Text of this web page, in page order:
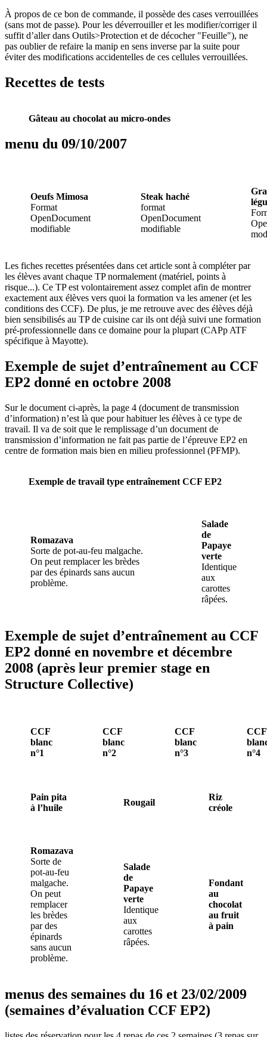
À propos de ce bon de commande, il possède des cases verrouillées
(sans mot de passe). Pour les déverrouiller et les modifier/corriger il
suffit d’aller dans Outils>Protection et de décocher "Feuille"), ne
pas oublier de refaire la manip en sens inverse par la suite pour
éviter des modifications accidentelles de ces cellules verrouillées.
Recettes de tests
Gâteau au chocolat au micro-ondes
menu du 09/10/2007
Oeufs Mimosa
Format
OpenDocument
modifiable
Steak haché
format
OpenDocument
modifiable
Les fiches recettes présentées dans cet article sont à compléter par
les élèves avant chaque TP normalement (matériel, points à
risque...). Ce TP est volontairement assez complet afin de montrer
exactement aux élèves vers quoi la formation va les amener (et les
conditions des CCF). De plus, je me retrouve avec des élèves déjà
bien sensibilisés au TP de cuisine car ils ont déjà suivi une formation
pré-professionnelle dans ce domaine pour la plupart (CAPp ATF
spécifique à Mayotte).
Exemple de sujet d’entraînement au CCF
EP2 donné en octobre 2008
Sur le document ci-après, la page 4 (document de transmission
d’information) n’est là que pour habituer les élèves à ce type de
travail. Il va de soit que le remplissage d’un document de
transmission d’information ne fait pas partie de l’épreuve EP2 en
centre de formation mais bien en milieu professionnel (PFMP).
Exemple de travail type entraînement CCF EP2
Romazava
Sorte de pot-au-feu malgache.
On peut remplacer les brèdes
par des épinards sans aucun
problème.
Salade
de
Papaye
verte
Identique
aux
carottes
râpées.
Exemple de sujet d’entraînement au CCF
EP2 donné en novembre et décembre
2008 (après leur premier stage en
Structure Collective)
CCF
blanc
n°1
CCF
blanc
n°2
CCF
blanc
n°3
CCF
n°4
Pain pita
à l’huile
Rougail
Riz
créole
Romazava
Sorte de
pot-au-feu
malgache.
On peut
remplacer
les brèdes
par des
épinards
sans aucun
problème.
Salade
de
Papaye
verte
Identique
aux
carottes
râpées.
Fondant
au
chocolat
au fruit
à pain
menus des semaines du 16 et 23/02/2009
(semaines d’évaluation CCF EP2)